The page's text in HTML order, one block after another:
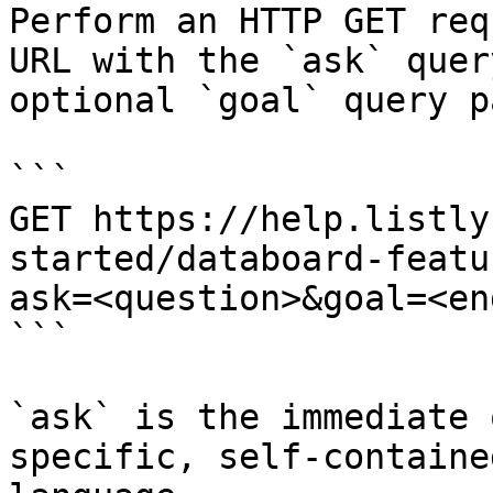
Perform an HTTP GET
URL with the `ask`
optional `goal` query
```
GET https://
started/databoard-
```
`ask` is the
specific, self-